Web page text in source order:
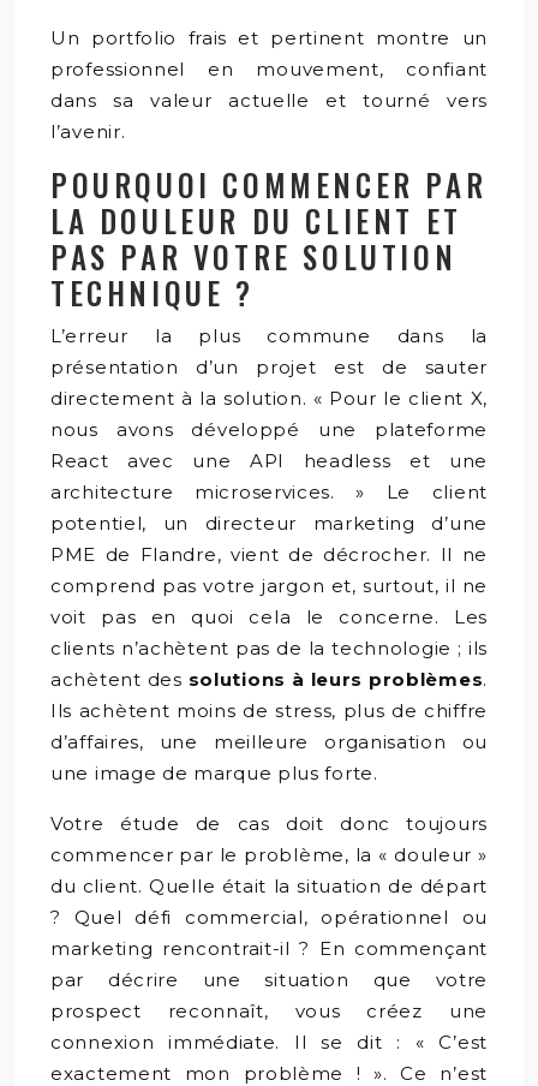
Un portfolio frais et pertinent montre un
professionnel en mouvement, confiant
dans sa valeur actuelle et tourné vers
l’avenir.
POURQUOI COMMENCER PAR
LA DOULEUR DU CLIENT ET
PAS PAR VOTRE SOLUTION
TECHNIQUE ?
L’erreur la plus commune dans la
présentation d’un projet est de sauter
directement à la solution. « Pour le client X,
nous avons développé une plateforme
React avec une API headless et une
architecture microservices. » Le client
potentiel, un directeur marketing d’une
PME de Flandre, vient de décrocher. Il ne
comprend pas votre jargon et, surtout, il ne
voit pas en quoi cela le concerne. Les
clients n’achètent pas de la technologie ; ils
achètent des solutions à leurs problèmes.
Ils achètent moins de stress, plus de chiffre
d’affaires, une meilleure organisation ou
une image de marque plus forte.
Votre étude de cas doit donc toujours
commencer par le problème, la « douleur »
du client. Quelle était la situation de départ
? Quel défi commercial, opérationnel ou
marketing rencontrait-il ? En commençant
par décrire une situation que votre
prospect reconnaît, vous créez une
connexion immédiate. Il se dit : « C’est
exactement mon problème ! ». Ce n’est